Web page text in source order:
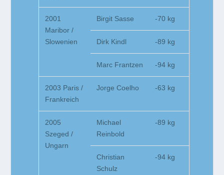
2001
Maribor /
Slowenien
Birgit Sasse -70 kg
Dirk Kindl -89 kg
Marc Frantzen -94 kg
2003 Paris /
Frankreich
Jorge Coelho -63 kg
2005
Szeged /
Ungarn
Michael
Reinbold
-89 kg
Christian
Schulz
-94 kg